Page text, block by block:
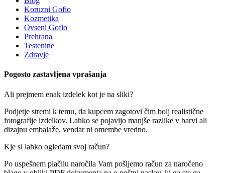
Koruzni Gofio
Kozmetika
Ovseni Gofio
Prehrana
Testenine
Zdravje
Pogosto zastavljena vprašanja
Ali prejmem enak izdelek kot je na sliki?
Podjetje stremi k temu, da kupcem zagotovi čim bolj realistične
fotografije izdelkov. Lahko se pojavijo manjše razlike v barvi ali
dizajnu embalaže, vendar ni omembe vredno.
Kje si lahko ogledam svoj račun?
Po uspešnem plačilu naročila Vam pošljemo račun za naročeno